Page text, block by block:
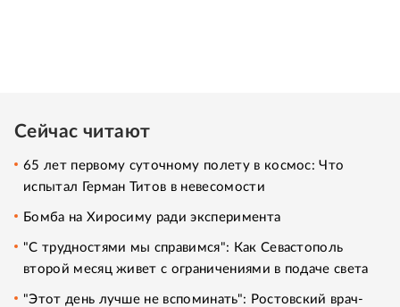
Сейчас читают
65 лет первому суточному полету в космос: Что
испытал Герман Титов в невесомости
Бомба на Хиросиму ради эксперимента
"С трудностями мы справимся": Как Севастополь
второй месяц живет с ограничениями в подаче света
"Этот день лучше не вспоминать": Ростовский врач-